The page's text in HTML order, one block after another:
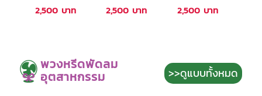
2,500 บาท 2,500 บาท 2,500 บาท
พวงหรีดพัดลม
อุตสาหกรรม >>ดูแบบทั้งหมด